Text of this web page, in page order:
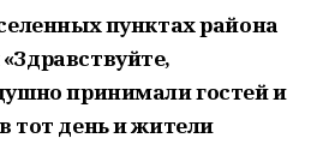
пунктах района
принимали гостей и
тот день и жители